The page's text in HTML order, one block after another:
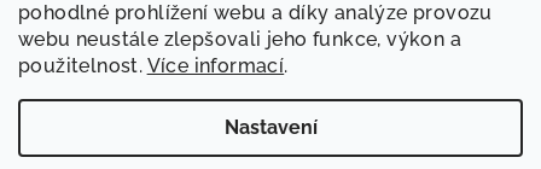
pohodlné prohlížení webu a díky analýze provozu
webu neustále zlepšovali jeho funkce, výkon a
použitelnost. Více informací.
Nastavení